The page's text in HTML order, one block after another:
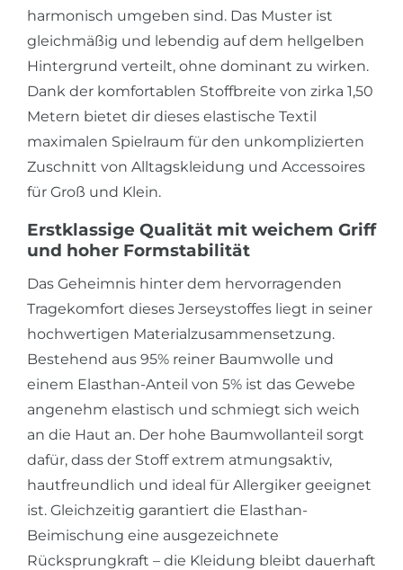
harmonisch umgeben sind. Das Muster ist
gleichmäßig und lebendig auf dem hellgelben
Hintergrund verteilt, ohne dominant zu wirken.
Dank der komfortablen Stoffbreite von zirka 1,50
Metern bietet dir dieses elastische Textil
maximalen Spielraum für den unkomplizierten
Zuschnitt von Alltagskleidung und Accessoires
für Groß und Klein.
Erstklassige Qualität mit weichem Griff
und hoher Formstabilität
Das Geheimnis hinter dem hervorragenden
Tragekomfort dieses Jerseystoffes liegt in seiner
hochwertigen Materialzusammensetzung.
Bestehend aus 95% reiner Baumwolle und
einem Elasthan-Anteil von 5% ist das Gewebe
angenehm elastisch und schmiegt sich weich
an die Haut an. Der hohe Baumwollanteil sorgt
dafür, dass der Stoff extrem atmungsaktiv,
hautfreundlich und ideal für Allergiker geeignet
ist. Gleichzeitig garantiert die Elasthan-
Beimischung eine ausgezeichnete
Rücksprungkraft – die Kleidung bleibt dauerhaft